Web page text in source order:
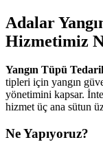
Adalar
Hizmetimiz
Yangın Tüpü
tipleri için yangın
yönetimini kapsar.
hizmet üç ana sütun
Ne Yapıyoruz?